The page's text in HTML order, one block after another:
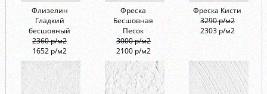
Флизелин
Гладкий
бесшовный
2360 р/м2
1652 р/м2
Фреска
Бесшовная
Песок
3000 р/м2
2100 р/м2
Фреска Кисти
3290 р/м2
2303 р/м2